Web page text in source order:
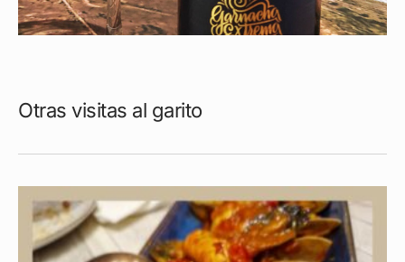
Otras visitas al garito